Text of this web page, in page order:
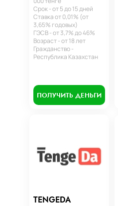
Срок - от 5 до 15 дней
Ставка от 0,01% (от
3,65% годовых)
ГЭСВ - от 3,7% до 46%
Возраст - от 18 лет
Гражданство -
Республика Казахстан
ПОЛУЧИТЬ ДЕНЬГИ
TENGEDA